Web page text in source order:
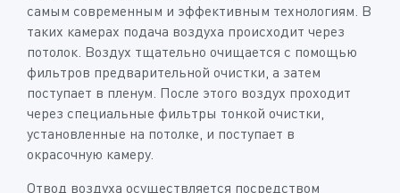
самым современным и эффективным технологиям. В
таких камерах подача воздуха происходит через
потолок. Воздух тщательно очищается с помощью
фильтров предварительной очистки, а затем
поступает в пленум. После этого воздух проходит
через специальные фильтры тонкой очистки,
установленные на потолке, и поступает в
окрасочную камеру.
Отвод воздуха осуществляется посредством